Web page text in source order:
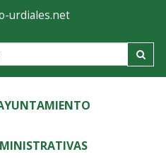
urdiales.net